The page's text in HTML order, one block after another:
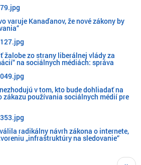
varuje Kanaďanov, že nové zákony by
žalobe zo strany liberálnej vlády za
na sociálnych médiách: správa
v tom, kto bude dohliadať na
zákazu používania sociálnych médií pre
radikálny návrh zákona o internete,
„infraštruktúry na sledovanie“